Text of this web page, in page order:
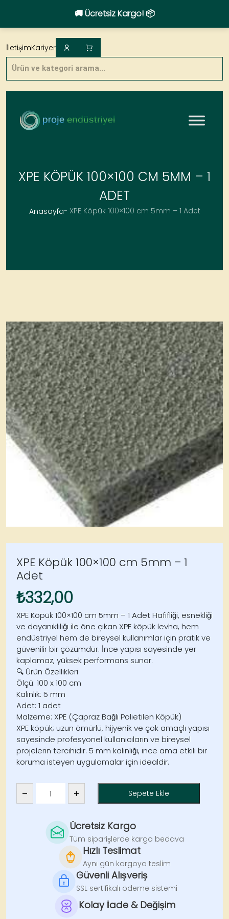
🚚 Ücretsiz Kargo! 📦
to
content
Products
search
İletişimKariyer
XPE KÖPÜK 100×100 CM 5MM – 1
ADET
Anasayfa- XPE Köpük 100×100 cm 5mm – 1 Adet
XPE Köpük 100×100 cm 5mm – 1
Adet
₺332,00
XPE Köpük 100×100 cm 5mm – 1 Adet Hafifliği, esnekliği
ve dayanıklılığı ile öne çıkan XPE köpük levha, hem
endüstriyel hem de bireysel kullanımlar için pratik ve
güvenilir bir çözümdür. İnce yapısı sayesinde yer
kaplamaz, yüksek performans sunar.
🔍 Ürün Özellikleri
Ölçü: 100 x 100 cm
Kalınlık: 5 mm
Adet: 1 adet
Malzeme: XPE (Çapraz Bağlı Polietilen Köpük)
XPE köpük; uzun ömürlü, hijyenik ve çok amaçlı yapısı
sayesinde profesyonel kullanıcıların ve bireysel
projelerin tercihidir. 5 mm kalınlığı, ince ama etkili bir
koruma isteyen uygulamalar için idealdir.
XPE
– + Sepete Ekle
Ücretsiz Kargo
Tüm siparişlerde kargo bedava
Hızlı Teslimat
Aynı gün kargoya teslim
Güvenli Alışveriş
SSL sertifikalı ödeme sistemi
Kolay İade & Değişim